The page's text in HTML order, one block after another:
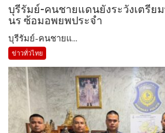
บุรีรัมย์-คนชายแดนยังระวังเตรีย
นร ซ้อมอพยพประจำ
บุรีรัมย์-คนชายแ...
ข่าวทั่วไทย